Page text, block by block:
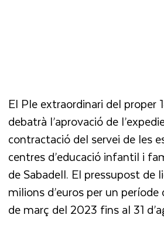
El Ple extraordinari del proper
debatrà l’aprovació de
contractació del servei de les
centres d’educació infantil i
de Sabadell. El pressupost de
milions d’euros per un període
de març del 2023 fins al 31